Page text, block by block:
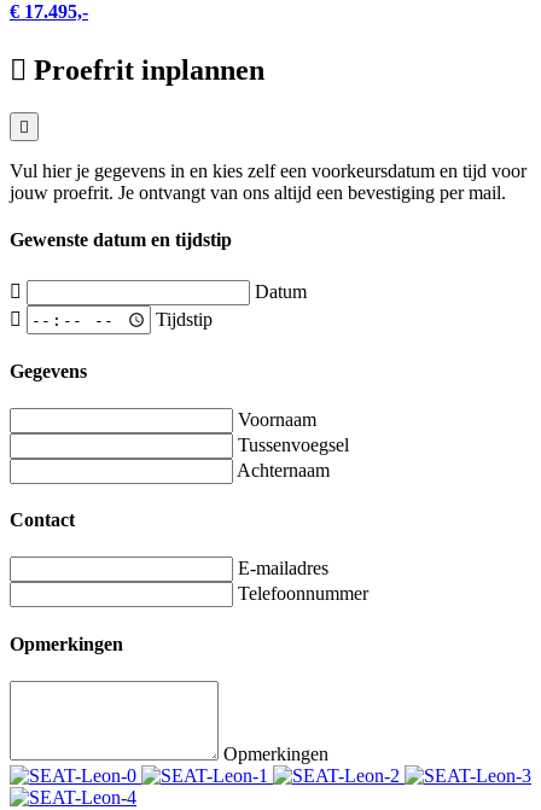
€ 17.495,-
Proefrit inplannen
Vul hier je gegevens in en kies zelf een voorkeursdatum en tijd voor
jouw proefrit. Je ontvangt van ons altijd een bevestiging per mail.
Gewenste datum en tijdstip
Datum
Tijdstip
Gegevens
Voornaam
Tussenvoegsel
Achternaam
Contact
E-mailadres
Telefoonnummer
Opmerkingen
Opmerkingen